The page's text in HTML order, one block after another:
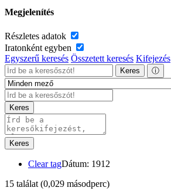
Megjelenítés
Részletes adatok
Iratonként egyben
Egyszerű keresés Összetett keresés Kifejezés
Keres ⓘ
Keres
Keres
Clear tagDátum: 1912
15 találat (0,029 másodperc)